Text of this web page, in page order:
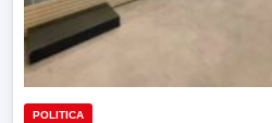
POLITICA